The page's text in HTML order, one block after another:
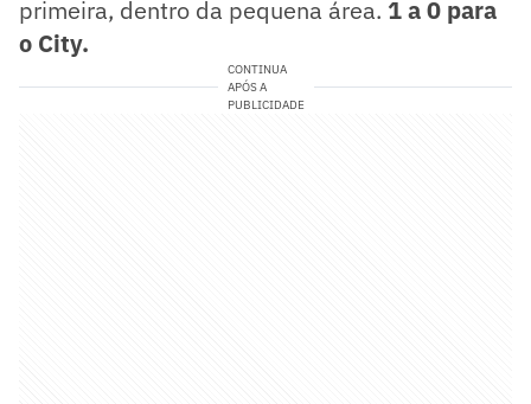
primeira, dentro da pequena área. 1 a 0 para
o City.
CONTINUA
APÓS A
PUBLICIDADE